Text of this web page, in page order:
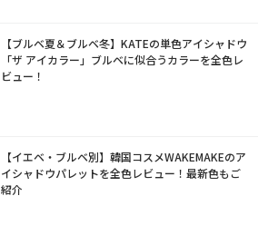
【ブルベ夏＆ブルベ冬】KATEの単色アイシャドウ
「ザ アイカラー」ブルベに似合うカラーを全色レ
ビュー！
【イエベ・ブルベ別】韓国コスメWAKEMAKEのア
イシャドウパレットを全色レビュー！最新色もご
紹介